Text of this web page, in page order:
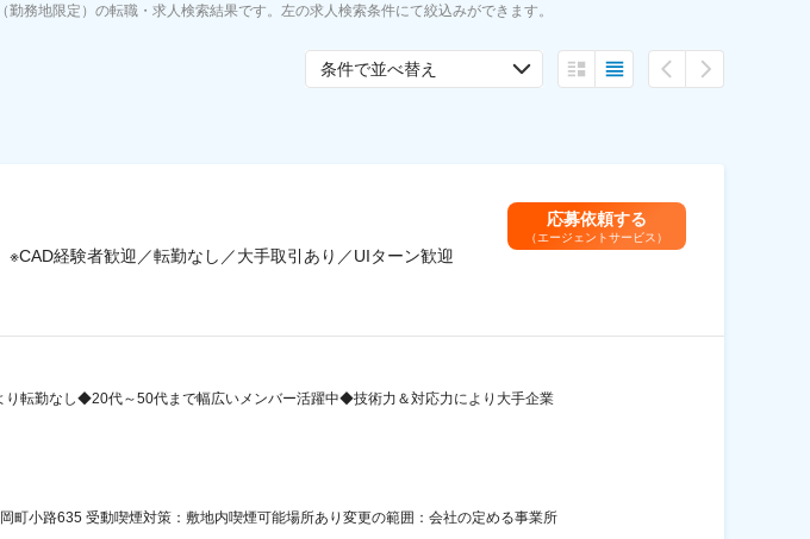
務地限定）の転職・求人検索結果です。左の求人検索条件にて絞込みができます。
条件で並べ替え
※CAD経験者歓迎／転勤なし／大手取引あり／UIターン歓迎
応募依頼する
（エージェントサービス）
勤なし◆20代～50代まで幅広いメンバー活躍中◆技術力＆対応力により大手企業
町小路635 受動喫煙対策：敷地内喫煙可能場所あり変更の範囲：会社の定める事業所